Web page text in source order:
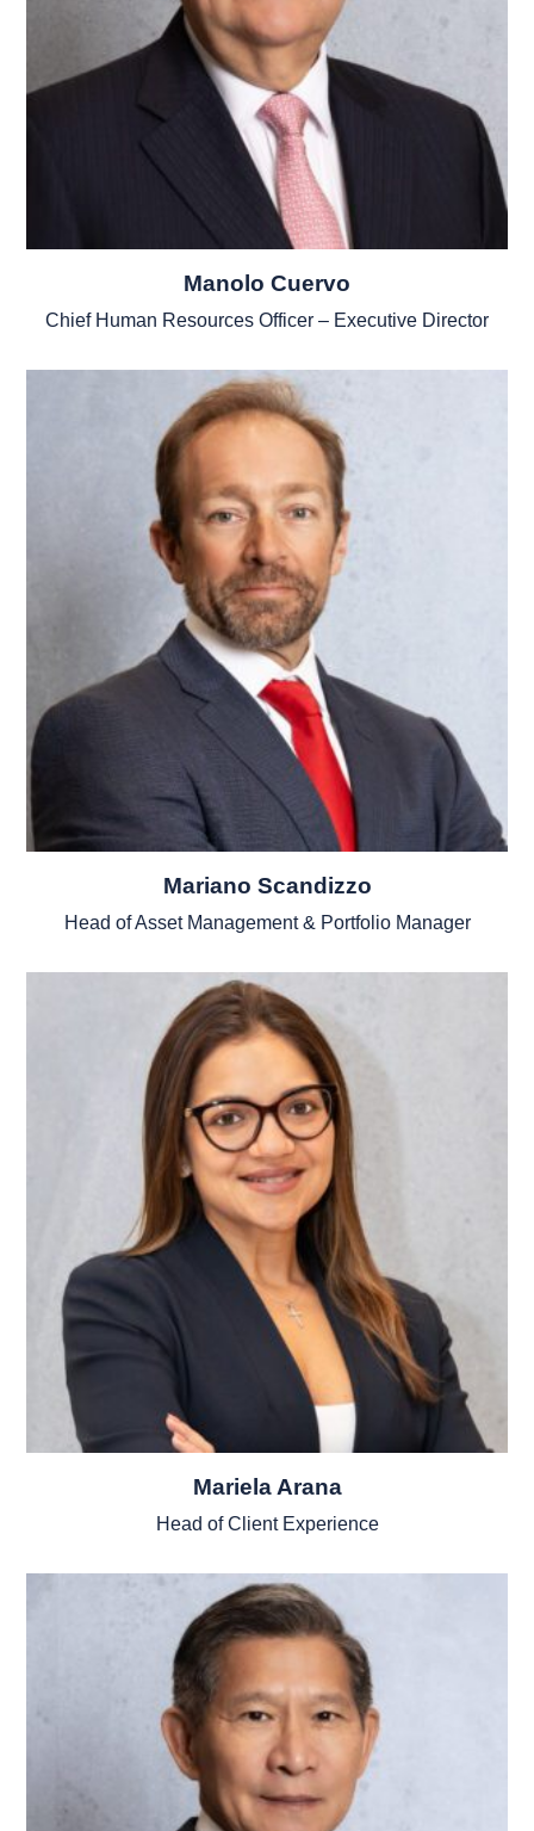
Manolo Cuervo
Chief Human Resources Officer – Executive Director
Mariano Scandizzo
Head of Asset Management & Portfolio Manager
Mariela Arana
Head of Client Experience